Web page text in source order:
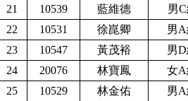
21
10539 藍維德
男
22
10531 徐崑卿
男
23
10547 黃茂裕
男
24
20076 林寶鳳
女
25
10529 林金佑
男